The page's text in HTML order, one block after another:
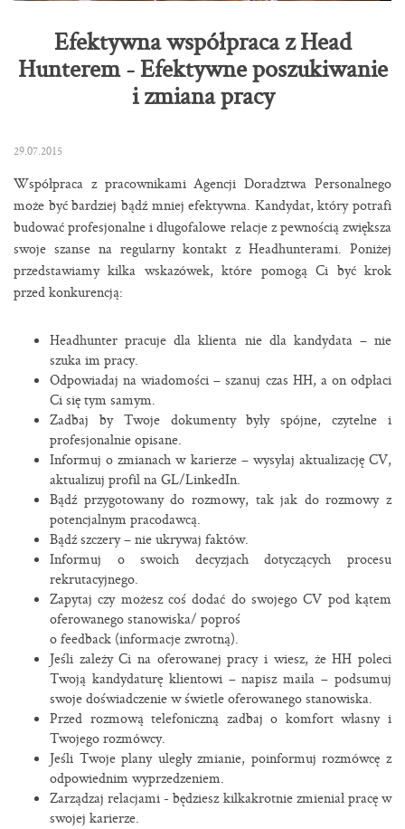
Efektywna współpraca z Head
Hunterem - Efektywne poszukiwanie
i zmiana pracy
29.07.2015
Współpraca z pracownikami Agencji Doradztwa Personalnego
może być bardziej bądź mniej efektywna. Kandydat, który potrafi
budować profesjonalne i długofalowe relacje z pewnością zwiększa
swoje szanse na regularny kontakt z Headhunterami. Poniżej
przedstawiamy kilka wskazówek, które pomogą Ci być krok
przed konkurencją:
Headhunter pracuje dla klienta nie dla kandydata – nie
szuka im pracy.
Odpowiadaj na wiadomości – szanuj czas HH, a on odpłaci
Ci się tym samym.
Zadbaj by Twoje dokumenty były spójne, czytelne i
profesjonalnie opisane.
Informuj o zmianach w karierze – wysyłaj aktualizację CV,
aktualizuj profil na GL/LinkedIn.
Bądź przygotowany do rozmowy, tak jak do rozmowy z
potencjalnym pracodawcą.
Bądź szczery – nie ukrywaj faktów.
Informuj o swoich decyzjach dotyczących procesu
rekrutacyjnego.
Zapytaj czy możesz coś dodać do swojego CV pod kątem
oferowanego stanowiska/ poproś
o feedback (informacje zwrotną).
Jeśli zależy Ci na oferowanej pracy i wiesz, że HH poleci
Twoją kandydaturę klientowi – napisz maila – podsumuj
swoje doświadczenie w świetle oferowanego stanowiska.
Przed rozmową telefoniczną zadbaj o komfort własny i
Twojego rozmówcy.
Jeśli Twoje plany uległy zmianie, poinformuj rozmówcę z
odpowiednim wyprzedzeniem.
Zarządzaj relacjami - będziesz kilkakrotnie zmieniał pracę w
swojej karierze.